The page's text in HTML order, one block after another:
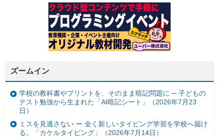
ズームイン
学校の教科書やプリントを、そのまま暗記問題に ─ 子どもの
テスト勉強から生まれた「AI暗記シート」（2026年7月23
日）
ミスを見逃さない ー 全く新しいタイピング学習を学校へ届け
る。「カケルタイピング」（2026年7月14日）